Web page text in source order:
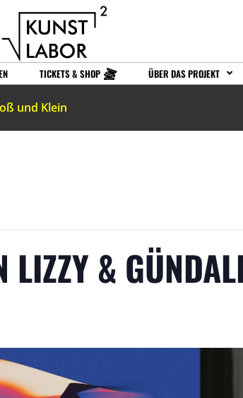
TICKETS & SHOP ÜBER DAS PROJEKT
und Klein
LIZZY &